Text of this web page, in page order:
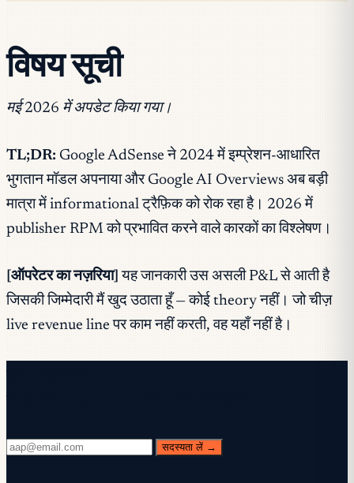
विषय सूची
मई 2026 में अपडेट किया गया।
TL;DR: Google AdSense ने 2024 में इम्प्रेशन-आधारित
भुगतान मॉडल अपनाया और Google AI Overviews अब बड़ी
मात्रा में informational ट्रैफ़िक को रोक रहा है। 2026 में
publisher RPM को प्रभावित करने वाले कारकों का विश्लेषण।
[ऑपरेटर का नज़रिया] यह जानकारी उस असली P&L से आती है
जिसकी जिम्मेदारी मैं खुद उठाता हूँ — कोई theory नहीं। जो चीज़
live revenue line पर काम नहीं करती, वह यहाँ नहीं है।
सदस्यता लें →